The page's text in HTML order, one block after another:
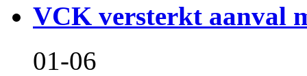
VCK versterkt aanval
01-06